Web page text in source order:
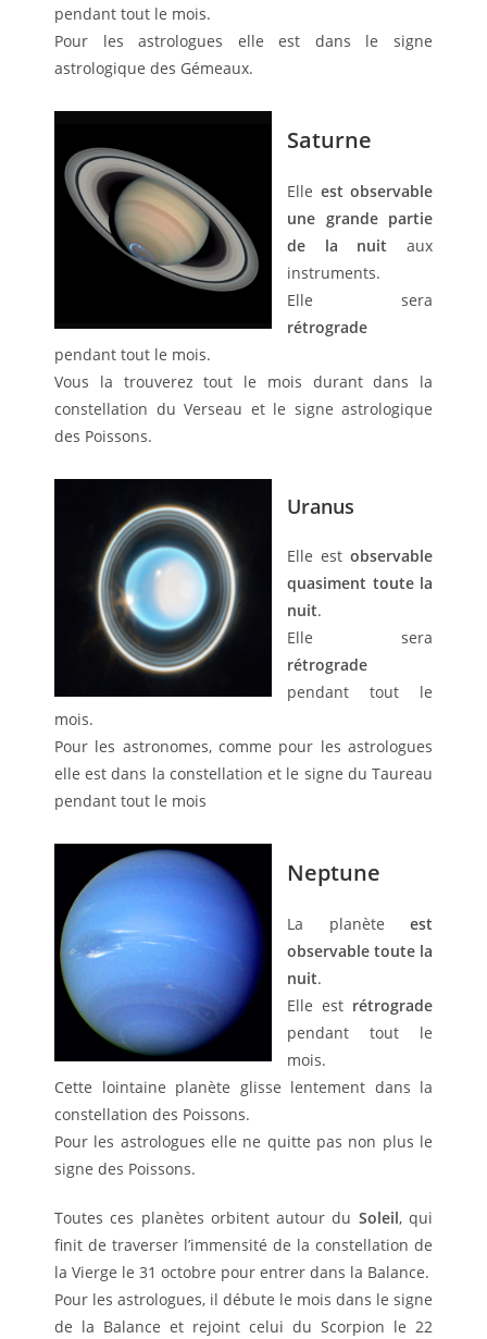
pendant tout le mois.
Pour les astrologues elle est dans le signe
astrologique des Gémeaux.
Saturne
Elle est observable
une grande partie
de la nuit aux
instruments.
Elle sera
rétrograde
pendant tout le mois.
Vous la trouverez tout le mois durant dans la
constellation du Verseau et le signe astrologique
des Poissons.
Uranus
Elle est observable
quasiment toute la
nuit.
Elle sera
rétrograde
pendant tout le
mois.
Pour les astronomes, comme pour les astrologues
elle est dans la constellation et le signe du Taureau
pendant tout le mois
Neptune
La planète est
observable toute la
nuit.
Elle est rétrograde
pendant tout le
mois.
Cette lointaine planète glisse lentement dans la
constellation des Poissons.
Pour les astrologues elle ne quitte pas non plus le
signe des Poissons.
Toutes ces planètes orbitent autour du Soleil, qui
finit de traverser l’immensité de la constellation de
la Vierge le 31 octobre pour entrer dans la Balance.
Pour les astrologues, il débute le mois dans le signe
de la Balance et rejoint celui du Scorpion le 22